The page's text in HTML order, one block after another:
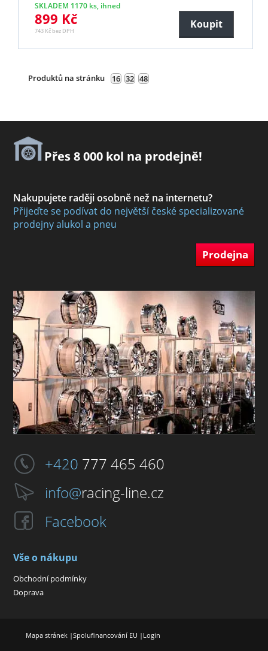
SKLADEM 1170 ks, ihned
899 Kč
743 Kč bez DPH
Koupit
Produktů na stránku 16 32 48
Přes 8 000 kol na prodejně!
Nakupujete raději osobně než na internetu?
Přijeďte se podívat do největší české specializované
prodejny alukol a pneu
Prodejna
+420 777 465 460
info@racing-line.cz
Facebook
Vše o nákupu
Obchodní podmínky
Doprava
Mapa stránek|Spolufinancování EU | Login